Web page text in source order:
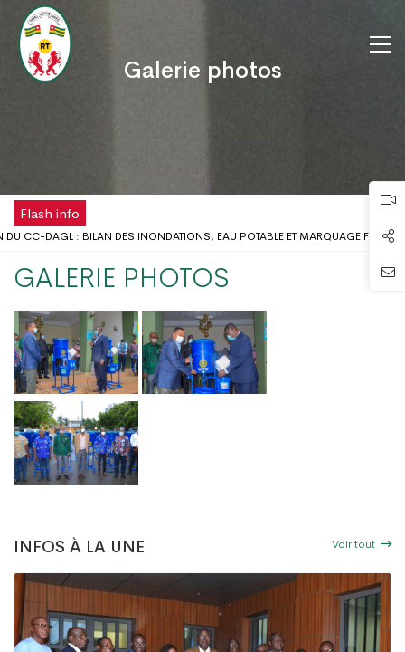
Galerie photos
Flash info
DU CC-DAGL : BILAN DES INONDATIONS, EAU POTABLE ET MARQUAGE
DISPOSE DÉSORMAIS D'UNE ANTENNE RÉGIONALE DE LA CHAMBRE DE
PROBLÈMES D’INONDATIONS DANS LE GRAND LOMÉ : L’ENTRÉE EN SCÈNE
CONCERTATION DU DISTRICT AUTONOME DU GRAND LOMÉ A TENU SA 2ÈME
RISQUES D’INONDATION DANS LE GRAND LOMÉ : VERS UNE SYNERGIE
DU DAGL A PRIS PART AU LANCEMENT DE LA CAMPAGNE DE VACCINATION
TOGO PROPRE » : LE DAGL SUPPRIME UN DÉPOTOIR SAUVAGE DANS LA
DU PEUL III : DES ÉQUIPEMENTS SPORTIFS OFFERTS AUX COMMUNES DU
GALERIE PHOTOS
INFOS À LA UNE Voir tout